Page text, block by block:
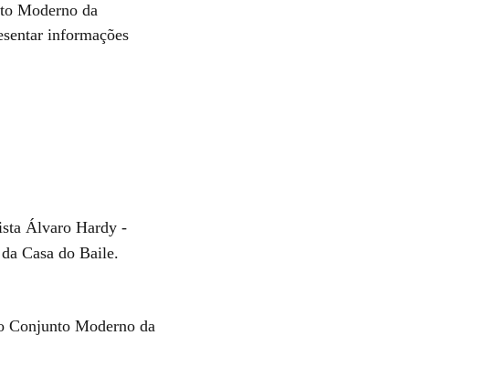
Moderno da
informações
Álvaro Hardy -
Casa do Baile.
Conjunto Moderno da